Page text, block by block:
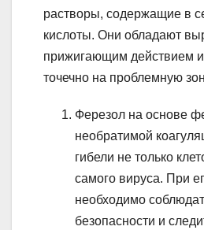
растворы, содержащие в
кислоты. Они обладают
прижигающим действием и
точечно на проблемную
Ферезол на основе
необратимой
гибели не только
самого вируса. При
необходимо
безопасности и